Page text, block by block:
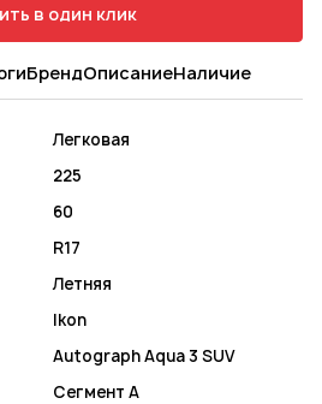
в один клик
БрендОписаниеНаличие
Легковая
225
60
R17
Летняя
Ikon
Autograph Aqua 3 SUV
Сегмент A